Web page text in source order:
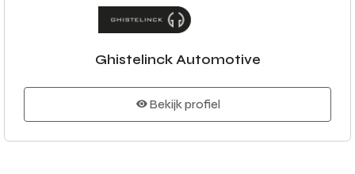
Ghistelinck Automotive
Bekijk profiel